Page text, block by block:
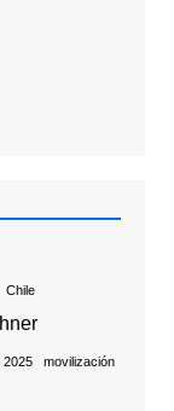
Chile
2025 movilización